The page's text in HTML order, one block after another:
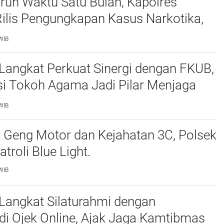
Pengungkapan Kasus Narkotika,
Kriminal, dan Kekerasan Seksual
Perkuat Sinergi dengan FKUB,
Tokoh Agama Jadi Pilar Menjaga
Motor dan Kejahatan 3C, Polsek
Blue Light.
Silaturahmi dengan
Ojek Online, Ajak Jaga Kamtibmas